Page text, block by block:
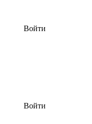
Войти
Войти